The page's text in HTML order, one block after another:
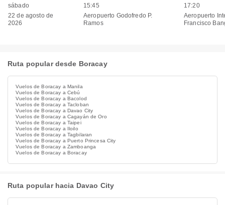
sábado
22 de agosto de
2026
15:45
Aeropuerto Godofredo P.
Ramos​​
17:20
Aeropuerto
Francisco
Ruta popular desde Boracay
Vuelos de Boracay a Manila
Vuelos de Boracay a Cebú
Vuelos de Boracay a Bacolod
Vuelos de Boracay a Tacloban
Vuelos de Boracay a Davao City
Vuelos de Boracay a Cagayán de Oro
Vuelos de Boracay a Taipei
Vuelos de Boracay a Iloilo
Vuelos de Boracay a Tagbilaran
Vuelos de Boracay a Puerto Princesa City
Vuelos de Boracay a Zamboanga
Vuelos de Boracay a Boracay
Ruta popular hacia Davao City